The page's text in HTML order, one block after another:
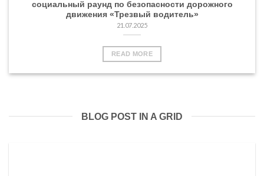
социальный раунд по безопасности дорожного
движения «Трезвый водитель»
21.07.2025
READ MORE
BLOG POST IN A GRID